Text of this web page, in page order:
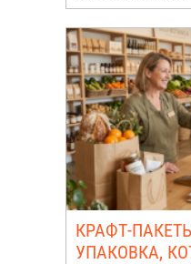
КРАФТ-
УПАКОВКА,